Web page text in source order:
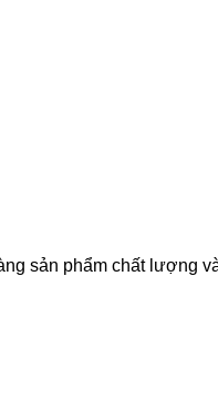
sản phẩm chất lượng